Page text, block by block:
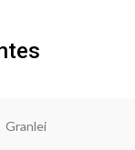
Granlei